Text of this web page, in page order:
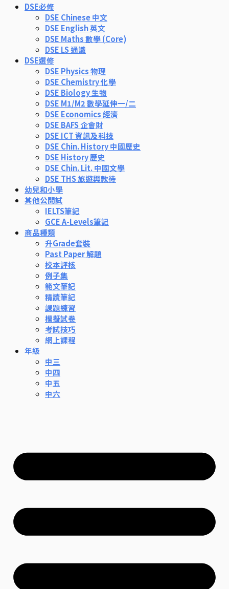
DSE必修
DSE Chinese 中文
DSE English 英文
DSE Maths 數學 (Core)
DSE LS 通識
DSE選修
DSE Physics 物理
DSE Chemistry 化學
DSE Biology 生物
DSE M1/M2 數學延伸一/二
DSE Economics 經濟
DSE BAFS 企會財
DSE ICT 資訊及科技
DSE Chin. History 中國歷史
DSE History 歷史
DSE Chin. Lit. 中國文學
DSE THS 旅遊與款待
幼兒和小學
其他公開試
IELTS筆記
GCE A-Levels筆記
商品種類
升Grade套裝
Past Paper 解題
校本評核
例子集
範文筆記
精讀筆記
課題練習
模擬試卷
考試技巧
網上課程
年級
中三
中四
中五
中六